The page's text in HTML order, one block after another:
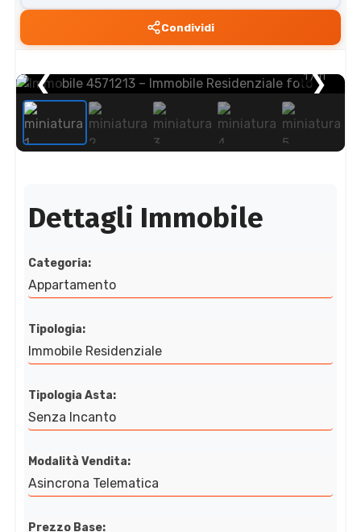
Condividi
❮ ❯
1/ 11
Dettagli Immobile
Categoria:
Appartamento
Tipologia:
Immobile Residenziale
Tipologia Asta:
Senza Incanto
Modalità Vendita:
Asincrona Telematica
Prezzo Base: